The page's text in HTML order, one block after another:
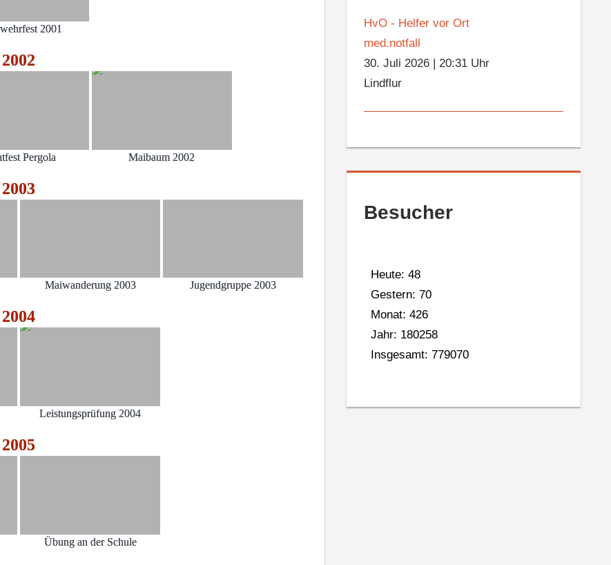
2001
2002
Pergola Maibaum 2002
2003
Maiwanderung 2003 Jugendgruppe 2003
2004
Leistungsprüfung 2004
2005
Übung an der Schule
HvO - Helfer vor Ort
med.notfall
30. Juli 2026 |20:31 Uhr
Lindflur
Besucher
Heute: 48
Gestern: 70
Monat: 426
Jahr: 180258
Insgesamt: 779070